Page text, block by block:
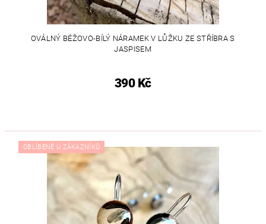
OVÁLNÝ BÉŽOVO-BÍLÝ NÁRAMEK V LŮŽKU ZE STŘÍBRA S
JASPISEM
390 Kč
OBLÍBENÉ U ZÁKAZNÍKŮ